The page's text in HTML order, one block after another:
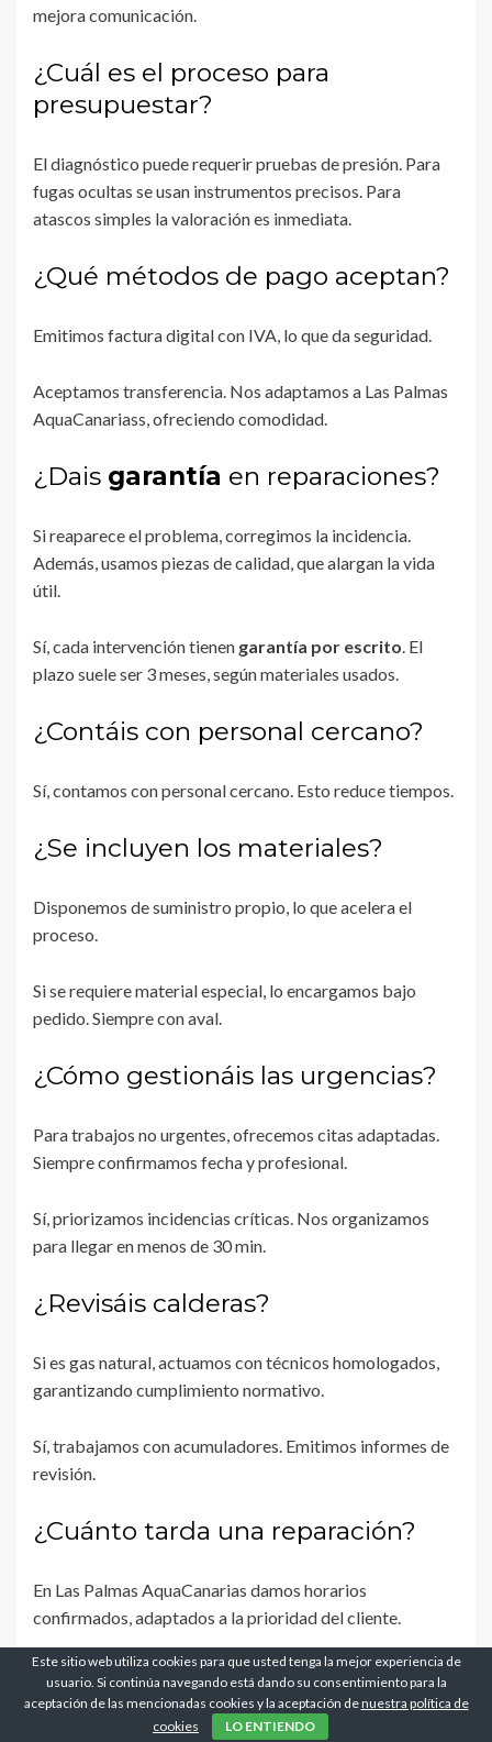
mejora comunicación.
¿Cuál es el proceso para
presupuestar?
El diagnóstico puede requerir pruebas de presión. Para
fugas ocultas se usan instrumentos precisos. Para
atascos simples la valoración es inmediata.
¿Qué métodos de pago aceptan?
Emitimos factura digital con IVA, lo que da seguridad.
Aceptamos transferencia. Nos adaptamos a Las Palmas
AquaCanariass, ofreciendo comodidad.
¿Dais garantía en reparaciones?
Si reaparece el problema, corregimos la incidencia.
Además, usamos piezas de calidad, que alargan la vida
útil.
Sí, cada intervención tienen garantía por escrito. El
plazo suele ser 3 meses, según materiales usados.
¿Contáis con personal cercano?
Sí, contamos con personal cercano. Esto reduce tiempos.
¿Se incluyen los materiales?
Disponemos de suministro propio, lo que acelera el
proceso.
Si se requiere material especial, lo encargamos bajo
pedido. Siempre con aval.
¿Cómo gestionáis las urgencias?
Para trabajos no urgentes, ofrecemos citas adaptadas.
Siempre confirmamos fecha y profesional.
Sí, priorizamos incidencias críticas. Nos organizamos
para llegar en menos de 30 min.
¿Revisáis calderas?
Si es gas natural, actuamos con técnicos homologados,
garantizando cumplimiento normativo.
Sí, trabajamos con acumuladores. Emitimos informes de
revisión.
¿Cuánto tarda una reparación?
En Las Palmas AquaCanarias damos horarios
confirmados, adaptados a la prioridad del cliente.
¿Se puede gestionar por
WhatsApp?
Este sitio web utiliza cookies para que usted tenga la mejor experiencia de
usuario. Si continúa navegando está dando su consentimiento para la
aceptación de las mencionadas cookies y la aceptación denuestra política de
cookies
LO ENTIENDO